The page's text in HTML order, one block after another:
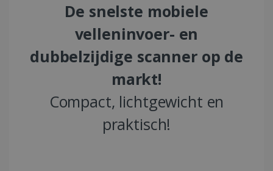
De snelste mobiele
velleninvoer- en
dubbelzijdige scanner op de
markt!
Compact, lichtgewicht en
praktisch!